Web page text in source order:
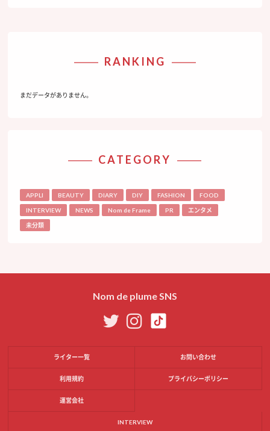
RANKING
まだデータがありません。
CATEGORY
APPLI BEAUTY DIARY DIY FASHION FOOD
INTERVIEW NEWS Nom de Frame PR エンタメ
未分類
Nom de plume SNS
ライター一覧 お問い合わせ
利用規約 プライバシーポリシー
運営会社
INTERVIEW